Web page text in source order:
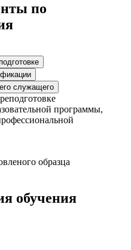
по
служащего
программы,
образца
обучения